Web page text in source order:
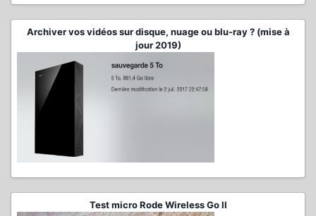
Archiver vos vidéos sur disque, nuage ou blu-ray ? (mise à
jour 2019)
Test micro Rode Wireless Go II